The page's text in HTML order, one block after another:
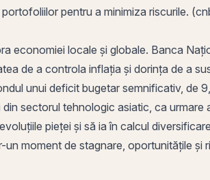
pentru a minimiza riscurile.
economiei locale și globale. Banca
de a controla inflația și dorința de a
unui deficit bugetar semnificativ, de
sectorul tehnologic asiatic, ca urmare
pieței și să ia în calcul
moment de stagnare, oportunitățile și